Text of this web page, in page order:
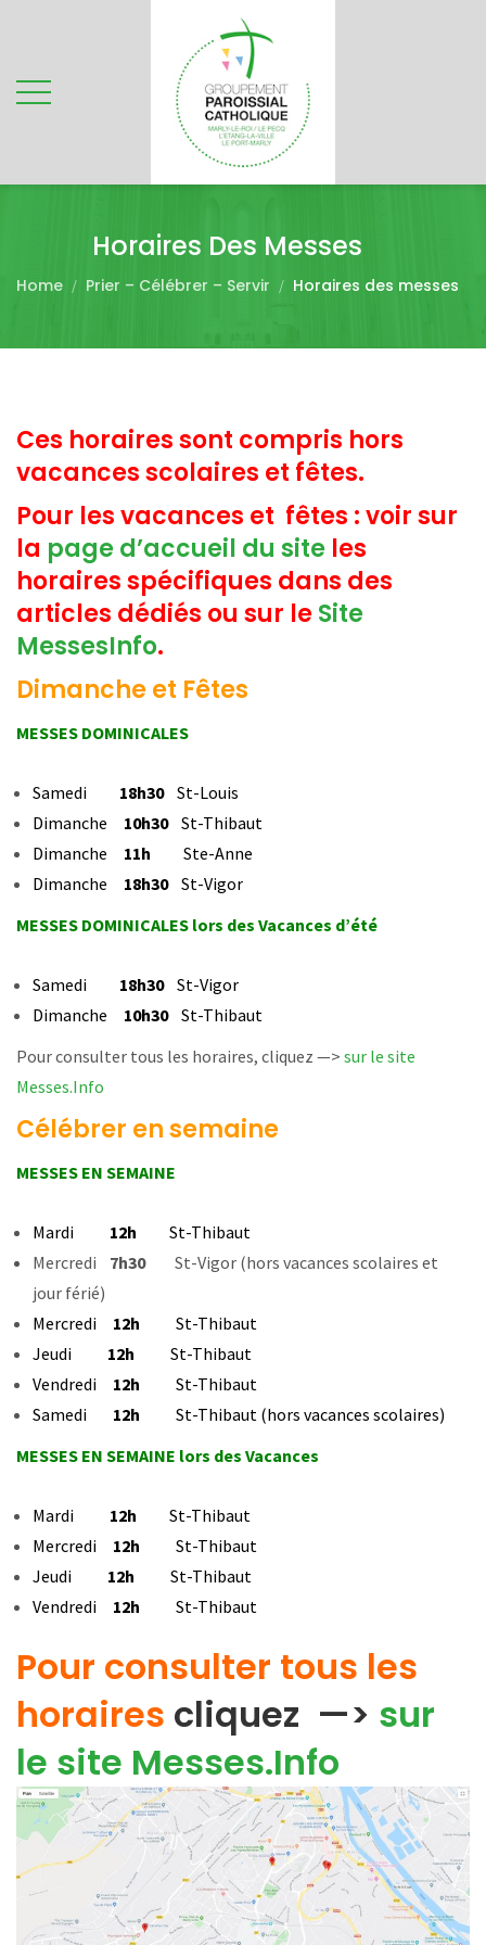
Horaires Des Messes
Home Prier – Célébrer – Servir Horaires des messes
Ces horaires sont compris hors
vacances scolaires et fêtes.
Pour les vacances et fêtes : voir sur
la page d’accueil du site les
horaires spécifiques dans des
articles dédiés ou sur leSite
MessesInfo.
Dimanche et Fêtes
MESSES DOMINICALES
Samedi 18h30St-Louis
Dimanche 10h30St-Thibaut
Dimanche 11h Ste-Anne
Dimanche 18h30St-Vigor
MESSES DOMINICALES lors des Vacances d’été
Samedi 18h30St-Vigor
Dimanche 10h30St-Thibaut
Pour consulter tous les horaires, cliquez —> sur le site
Messes.Info
Célébrer en semaine
MESSES EN SEMAINE
Mardi 12h St-Thibaut
Mercredi
7h30St-Vigor (hors vacances scolaires et
jour férié)
Mercredi 12h St-Thibaut
Jeudi 12h St-Thibaut
Vendredi 12h St-Thibaut
Samedi 12h St-Thibaut (hors vacances scolaires)
MESSES EN SEMAINE lors des Vacances
Mardi 12h St-Thibaut
Mercredi 12h St-Thibaut
Jeudi 12h St-Thibaut
Vendredi 12h St-Thibaut
Pour consulter tous les
horaires cliquez —> sur
le site Messes.Info